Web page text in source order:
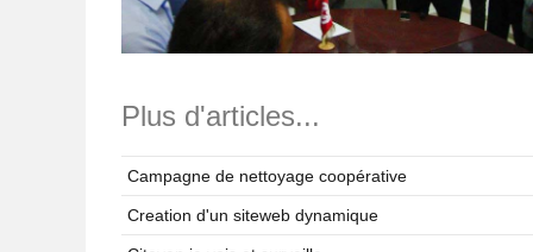
Plus d'articles...
Campagne de nettoyage coopérative
Creation d'un siteweb dynamique